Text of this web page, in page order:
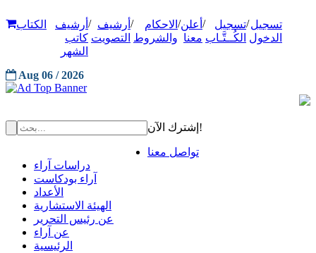
تسجيل
الدخول
/تسجيل
الكُــتَّـاب
/ أعلن
معنا
/ الاحكام
والشروط
/ أرشيف
التصويت
/ أرشيف
كاتب
الشهر
الكتاب
Aug 06 / 2026
إشترك الآن!
تواصل معنا
دراسات آراء
آراء بودكاست
الأعداد
الهيئة الاستشارية
عن رئيس التحرير
عن آراء
الرئيسية